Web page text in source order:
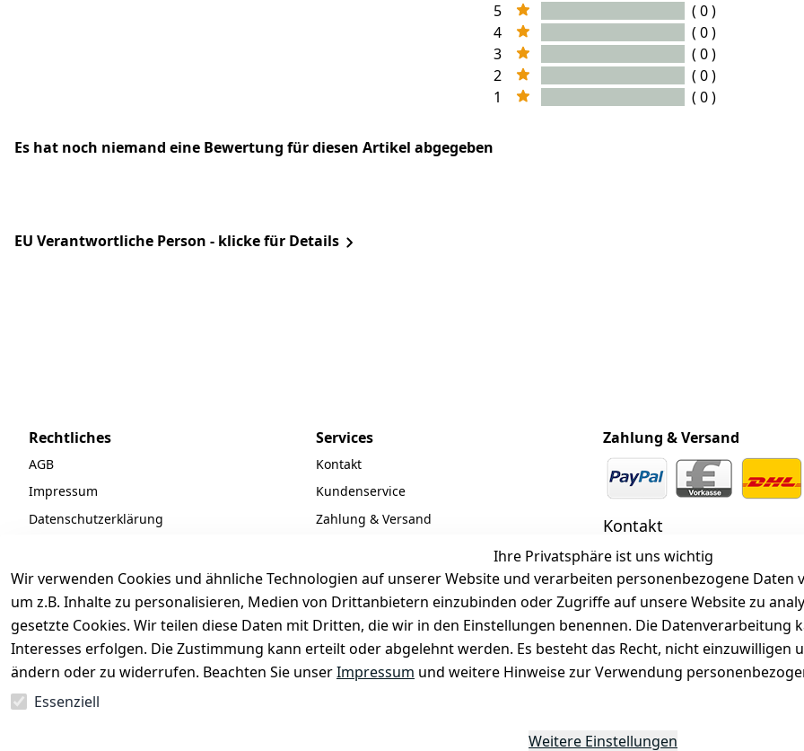
5
( 0 )
4
( 0 )
3
( 0 )
2
( 0 )
1
( 0 )
Es hat noch niemand eine Bewertung für diesen Artikel abgegeben
EU Verantwortliche Person - klicke für Details
Ihre Privatsphäre ist uns wichtig
Wir verwenden Cookies und ähnliche Technologien auf unserer Website und verarbeiten personenbezogene Daten
um z.B. Inhalte zu personalisieren, Medien von Drittanbietern einzubinden oder Zugriffe auf unsere Website zu
gesetzte Cookies. Wir teilen diese Daten mit Dritten, die wir in den Einstellungen benennen. Die
Interesses erfolgen. Die Zustimmung kann erteilt oder abgelehnt werden. Es besteht das Recht, nicht einzuwilligen
ändern oder zu widerrufen. Beachten Sie unserImpressum und weitere Hinweise zur Verwendung
Essenziell
Weitere Einstellungen
Rechtliches
AGB
Impressum
Datenschutzerklärung
Services
Kontakt
Kundenservice
Zahlung & Versand
Newsletter
Unsere Partner
FAQ
Zahlung & Versand
Kontakt
+49 (0)6185 2457
Mail: info@selected-
Unter den Weingärten 42
63546 Hammersbach